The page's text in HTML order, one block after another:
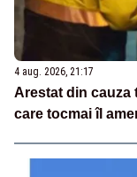
4 aug. 2026, 21:17
Arestat din cauza
care tocmai îl